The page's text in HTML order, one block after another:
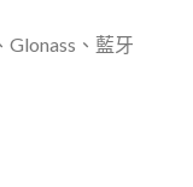
Glonass、藍牙